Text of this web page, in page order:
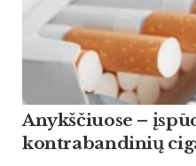
Anykščiuose –
kontrabandinių